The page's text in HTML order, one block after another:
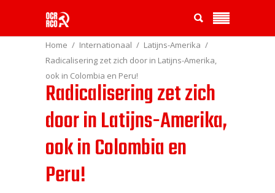
Home Internationaal
Latijns-Amerika
Radicalisering zet zich door in Latijns-Amerika,
ook in Colombia en Peru!
Radicalisering zet zich
door in Latijns-Amerika,
ook in Colombia en
Peru!